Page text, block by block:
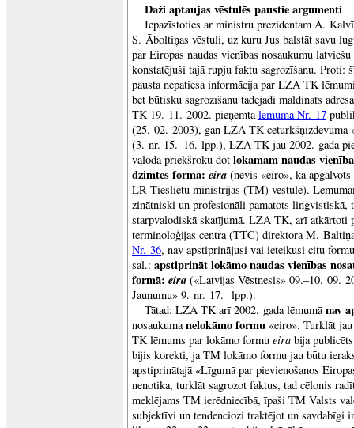
Daži aptaujas vēstulēs paustie argumenti
Iepazīstoties ar ministru prezidentam A.
S. Āboltiņas vēstuli, uz kuru Jūs balstāt savu
par Eiropas naudas vienības nosaukumu
konstatējuši tajā rupju faktu sagrozīšanu. Proti:
pausta nepatiesa informācija par LZA TK
bet būtisku sagrozīšanu tādējādi maldināts
TK 19. 11. 2002. pieņemtālēmuma Nr. 17
(25. 02. 2003), gan LZA TK ceturkšņizdevumā
(3. nr. 15.–16. lpp.), LZA TK jau 2002. gadā
valodā priekšroku dot lokāmam naudas
dzimtes formā: eira (nevis «eiro», kā
LR Tieslietu ministrijas (TM) vēstulē).
zinātniski un profesionāli pamatots lingvistiskā,
starpvalodiskā skatījumā. LZA TK, arī atkārtoti
terminoloģijas centra (TTC) direktora M.
Nr. 36, nav apstiprinājusi vai ieteikusi citu
sal.: apstiprināt lokāmo naudas vienības
formā: eira («Latvijas Vēstnesis» 09.–10. 09.
Jaunumu» 9. nr. 17. lpp.).
Tātad: LZA TK arī 2002. gada lēmumānav
nosaukumanelokāmo formu «eiro». Turklāt
TK lēmums par lokāmo formu eira bija
bijis korekti, ja TM lokāmo formu jau būtu
apstiprinātajā «Līgumā par pievienošanos
nenotika, turklāt sagrozot faktus, tad cēlonis
meklējams TM ierēdniecībā, īpaši TM Valsts
subjektīvi un tendenciozi traktējot un savdabīgi